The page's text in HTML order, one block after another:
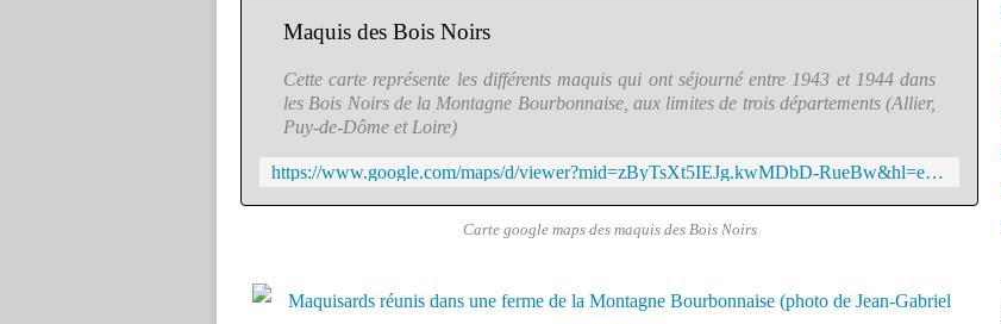
Maquis des Bois Noirs
Cette carte représente les différents maquis qui ont séjourné entre 1943 et 1944 dans
les Bois Noirs de la Montagne Bourbonnaise, aux limites de trois départements (Allier,
Puy-de-Dôme et Loire)
https://www.google.com/maps/d/viewer?mid=zByTsXt5IEJg.kwMDbD-RueBw&hl=en_US
Carte google maps des maquis des Bois Noirs